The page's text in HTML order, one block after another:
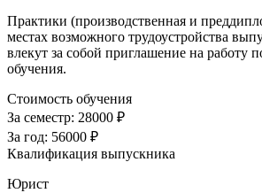
Практики (производственная и
местах возможного трудоустройства
влекут за собой приглашение на работу
обучения.
Стоимость обучения
За семестр: 28000 ₽
За год: 56000 ₽
Квалификация выпускника
Юрист